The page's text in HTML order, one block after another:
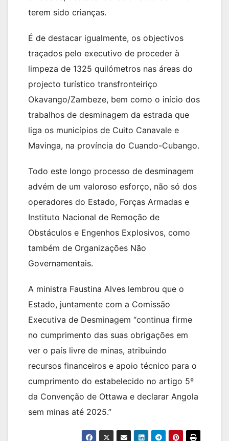
terem sido crianças.
É de destacar igualmente, os objectivos
traçados pelo executivo de proceder à
limpeza de 1325 quilómetros nas áreas do
projecto turístico transfronteiriço
Okavango/Zambeze, bem como o início dos
trabalhos de desminagem da estrada que
liga os municípios de Cuito Canavale e
Mavinga, na província do Cuando-Cubango.
Todo este longo processo de desminagem
advém de um valoroso esforço, não só dos
operadores do Estado, Forças Armadas e
Instituto Nacional de Remoção de
Obstáculos e Engenhos Explosivos, como
também de Organizações Não
Governamentais.
A ministra Faustina Alves lembrou que o
Estado, juntamente com a Comissão
Executiva de Desminagem “continua firme
no cumprimento das suas obrigações em
ver o país livre de minas, atribuindo
recursos financeiros e apoio técnico para o
cumprimento do estabelecido no artigo 5º
da Convenção de Ottawa e declarar Angola
sem minas até 2025.”